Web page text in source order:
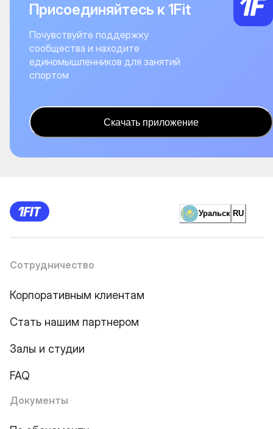
Присоединяйтесь к 1Fit
Почувствуйте поддержку
сообщества и находите
единомышленников для занятий
спортом
Скачать приложение
Уральск RU
Сотрудничество
Корпоративным клиентам
Стать нашим партнером
Залы и студии
FAQ
Документы